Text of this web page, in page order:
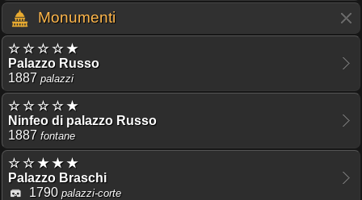
Monumenti
☆ ☆ ☆ ☆ ★
Palazzo Russo
1887 palazzi
☆ ☆ ☆ ☆ ★
Ninfeo di palazzo Russo
1887 fontane
☆ ☆ ★ ★ ★
Palazzo Braschi
1790 palazzi-corte